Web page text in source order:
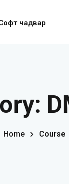
чадвар
Home Course